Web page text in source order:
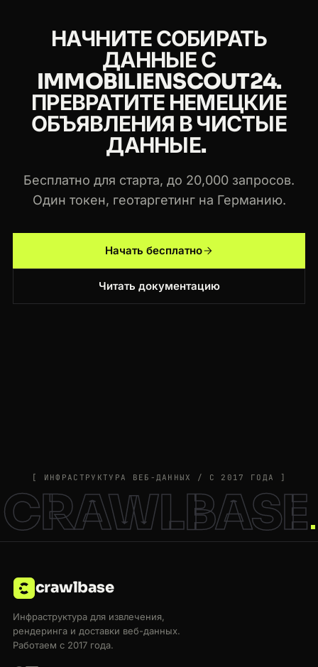
НАЧНИТЕ СОБИРАТЬ
ДАННЫЕ С
IMMOBILIENSCOUT24.
ПРЕВРАТИТЕ НЕМЕЦКИЕ
ОБЪЯВЛЕНИЯ В ЧИСТЫЕ
ДАННЫЕ.
Бесплатно для старта, до 20,000 запросов.
Один токен, геотаргетинг на Германию.
Начать бесплатно
Читать документацию
[ ИНФРАСТРУКТУРА ВЕБ-ДАННЫХ / С 2017 ГОДА ]
CRAWLBASE
crawlbase
Инфраструктура для извлечения,
рендеринга и доставки веб-данных.
Работаем с 2017 года.